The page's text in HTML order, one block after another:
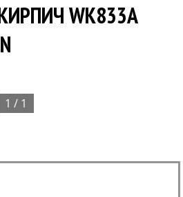
WK833A
1 / 1